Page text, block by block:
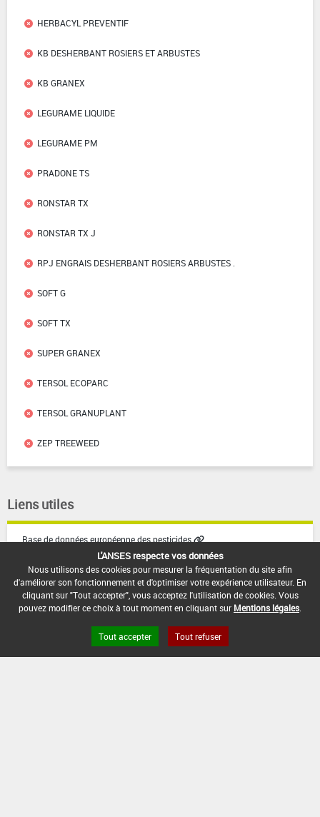
HERBACYL PREVENTIF
KB DESHERBANT ROSIERS ET ARBUSTES
KB GRANEX
LEGURAME LIQUIDE
LEGURAME PM
PRADONE TS
RONSTAR TX
RONSTAR TX J
RPJ ENGRAIS DESHERBANT ROSIERS ARBUSTES .
SOFT G
SOFT TX
SUPER GRANEX
TERSOL ECOPARC
TERSOL GRANUPLANT
ZEP TREEWEED
Liens utiles
Base de données européenne des pesticides
Base de données européenne des substances chimiques
L'ANSES respecte vos données
Nous utilisons des cookies pour mesurer la fréquentation du site afin
d'améliorer son fonctionnement et d'optimiser votre expérience utilisateur. En
cliquant sur "Tout accepter", vous acceptez l'utilisation de cookies. Vous
pouvez modifier ce choix à tout moment en cliquant sur Mentions légales
Tout accepter Tout refuser